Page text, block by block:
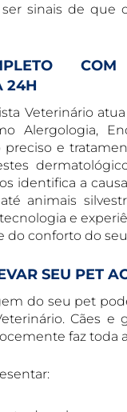
sinais de que
COM
24H
Veterinário
Alergologia,
e
identifica a
animais
e
do conforto do
SEU PET
do seu pet
Cães e
faz toda